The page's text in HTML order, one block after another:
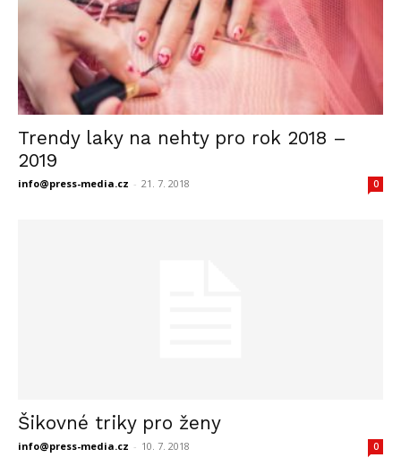
Trendy laky na nehty pro rok 2018 –
2019
info@press-media.cz - 21. 7. 2018 0
Šikovné triky pro ženy
info@press-media.cz - 10. 7. 2018 0